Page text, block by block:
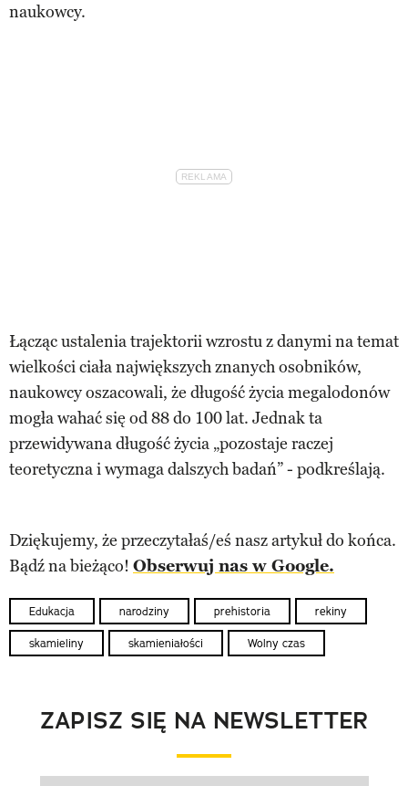
naukowcy.
Łącząc ustalenia trajektorii wzrostu z danymi na temat
wielkości ciała największych znanych osobników,
naukowcy oszacowali, że długość życia megalodonów
mogła wahać się od 88 do 100 lat. Jednak ta
przewidywana długość życia „pozostaje raczej
teoretyczna i wymaga dalszych badań” - podkreślają.
Dziękujemy, że przeczytałaś/eś nasz artykuł do końca.
Bądź na bieżąco! Obserwuj nas w Google.
Edukacja narodziny prehistoria rekiny
skamieliny skamieniałości Wolny czas
ZAPISZ SIĘ NA NEWSLETTER